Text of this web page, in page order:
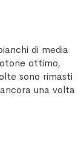
di media
ottimo,
sono rimasti
una volta